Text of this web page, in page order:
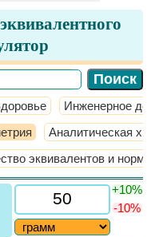
Инженерное
Аналитическая
эквивалентов и
+10%
-10%